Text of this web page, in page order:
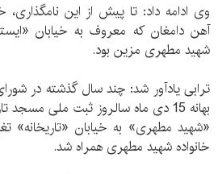
وی ادامه داد: تا پیش از این نامگذاری،
آهن دامغان که معروف به خیابان
شهید مطهری مزین بود.
ترابی یادآور شد: چند سال گذشته در
بهانه 15 دی ماه سالروز ثبت ملی
«شهید مطهری» به خیابان «تاریخانه»
خانواده شهید مطهری همراه شد.